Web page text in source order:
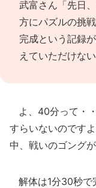
武富さん「先日
方にパズルの挑
完成という記録
えていただけな
よ、40分って・
すらいないのです
中、戦いのゴングが
解体は1分30秒で